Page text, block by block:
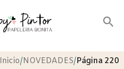
Inicio/NOVEDADES/Página 220